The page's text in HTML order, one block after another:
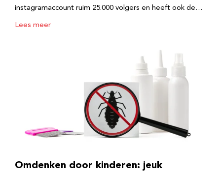
instagramaccount ruim 25.000 volgers en heeft ook de…
Lees meer
Omdenken door kinderen: jeuk